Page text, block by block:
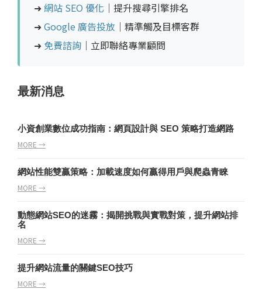
➜ 網站 SEO 優化 ｜提升搜尋引擎排名
➜ Google 廣告投放 ｜精準觸及目標客群
➜ 免費諮詢 ｜立即聯絡專業顧問
最新消息
小資創業數位成功指南：網頁設計與 SEO 策略打造網路
MORE →
網站性能雙贏策略：加載速度如何贏得用戶與爬蟲青睞
MORE →
動態網站SEO的迷霧：揭開挑戰與實戰對策，提升網站排
名
MORE →
提升網站流量的關鍵SEO技巧
MORE →